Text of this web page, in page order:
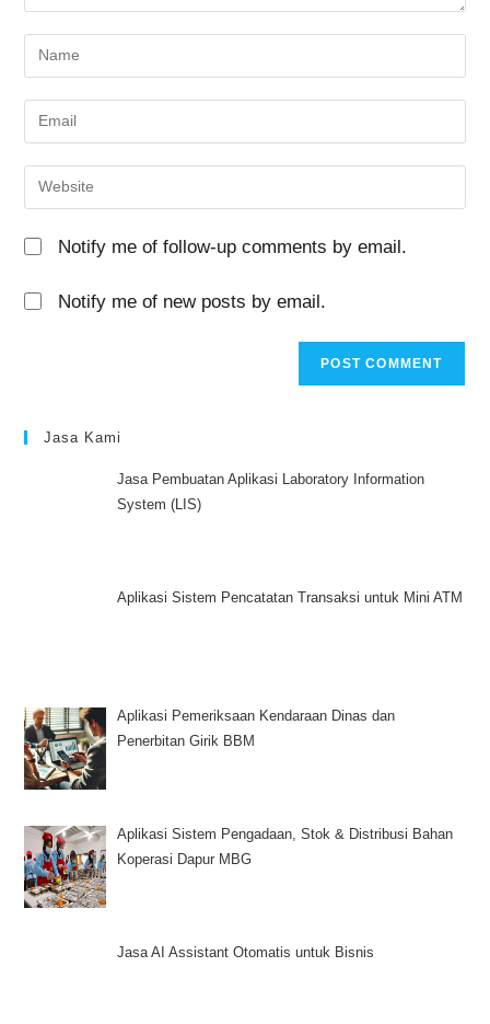
Notify me of follow-up comments by email.
Notify me of new posts by email.
Jasa Kami
Jasa Pembuatan Aplikasi Laboratory Information
System (LIS)
Aplikasi Sistem Pencatatan Transaksi untuk Mini ATM
Aplikasi Pemeriksaan Kendaraan Dinas dan
Penerbitan Girik BBM
Aplikasi Sistem Pengadaan, Stok & Distribusi Bahan
Koperasi Dapur MBG
Jasa AI Assistant Otomatis untuk Bisnis